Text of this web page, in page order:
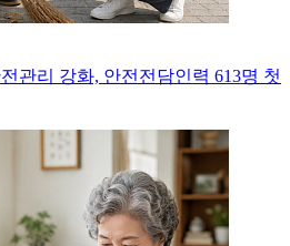
관리 강화, 안전전담인력 613명 첫